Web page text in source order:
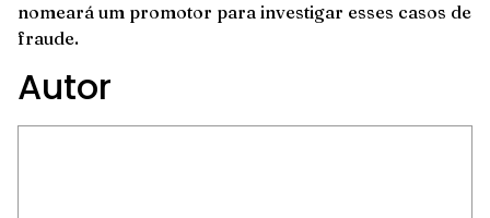
nomeará um promotor para investigar esses casos de
fraude.
Autor